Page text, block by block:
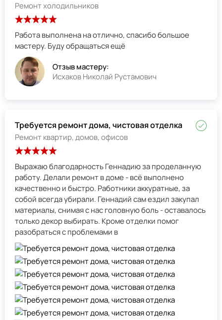
Ремонт холодильников
Работа выполнена на отлично, спасибо большое
мастеру. Буду обращаться ещё
Отзыв мастеру:
Исхаков Николай Рустамович
Требуется ремонт дома, чистовая отделка
Ремонт квартир, домов, офисов
Выражаю благодарность Геннадию за проделанную
работу. Делали ремонт в доме - всё выполнено
качественно и быстро. Работники аккуратные, за
собой всегда убирали. Геннадий сам ездил закупал
материалы, снимая с нас головную боль - оставалось
только декор выбирать. Кроме отделки помог
разобраться с проблемами в